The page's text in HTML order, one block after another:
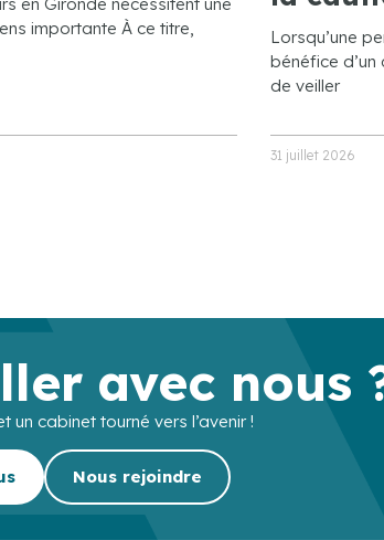
importante À ce titre,
Lorsqu’une
bénéfice
de veiller
31 juillet 2026
avec nous
un cabinet tourné vers l’avenir !
Nous rejoindre